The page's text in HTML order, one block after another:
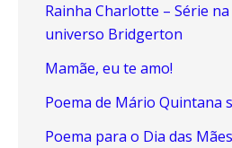
Rainha Charlotte – Série
universo Bridgerton
Mamãe, eu te amo!
Poema de Mário Quintana
Poema para o Dia das